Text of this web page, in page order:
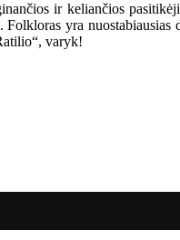
ir keliančios
yra
varyk!